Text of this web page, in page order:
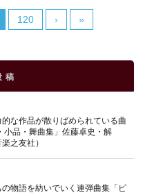
120 › »
稿
な作品が散りばめられている曲
小品・舞曲集」佐藤卓史・解
之友社）
物語を紡いでいく連弾曲集「ピ